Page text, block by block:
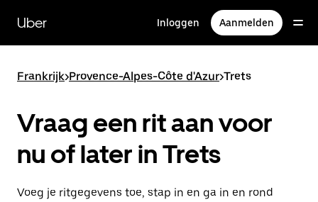
naar
hoofdinhoud
Uber Inloggen Aanmelden
Frankrijk>Provence-Alpes-Côte d'Azur>Trets
Vraag een rit aan voor
nu of later in Trets
Voeg je ritgegevens toe, stap in en ga in en rond